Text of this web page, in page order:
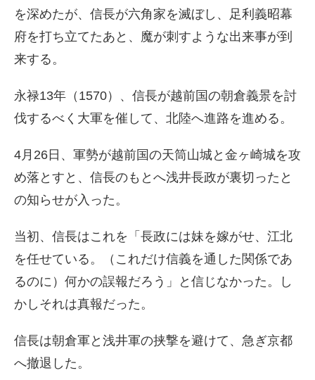
を深めたが、信長が六角家を滅ぼし、足利義昭幕
府を打ち立てたあと、魔が刺すような出来事が到
来する。
永禄13年（1570）、信長が越前国の朝倉義景を討
伐するべく大軍を催して、北陸へ進路を進める。
4月26日、軍勢が越前国の天筒山城と金ヶ崎城を攻
め落とすと、信長のもとへ浅井長政が裏切ったと
の知らせが入った。
当初、信長はこれを「長政には妹を嫁がせ、江北
を任せている。（これだけ信義を通した関係であ
るのに）何かの誤報だろう」と信じなかった。し
かしそれは真報だった。
信長は朝倉軍と浅井軍の挟撃を避けて、急ぎ京都
へ撤退した。